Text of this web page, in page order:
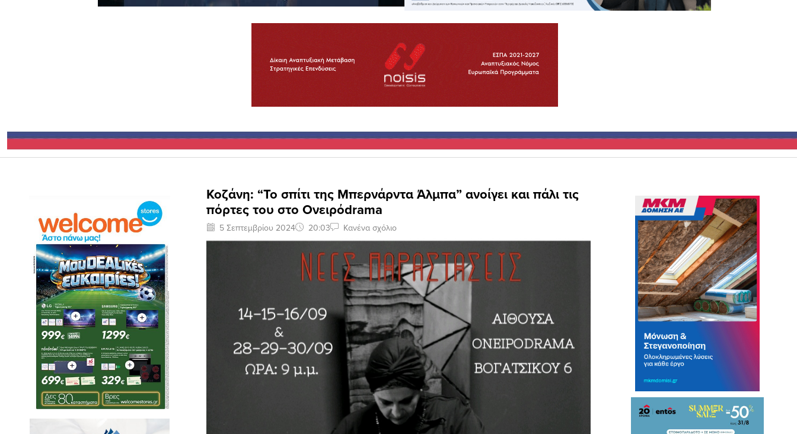
Koζάνη: “Το σπίτι της Μπερνάρντα Άλμπα” ανοίγει και πάλι τις
πόρτες του στο Ονειρόdrama
5 Σεπτεμβρίου 2024 20:03 Κανένα σχόλιο